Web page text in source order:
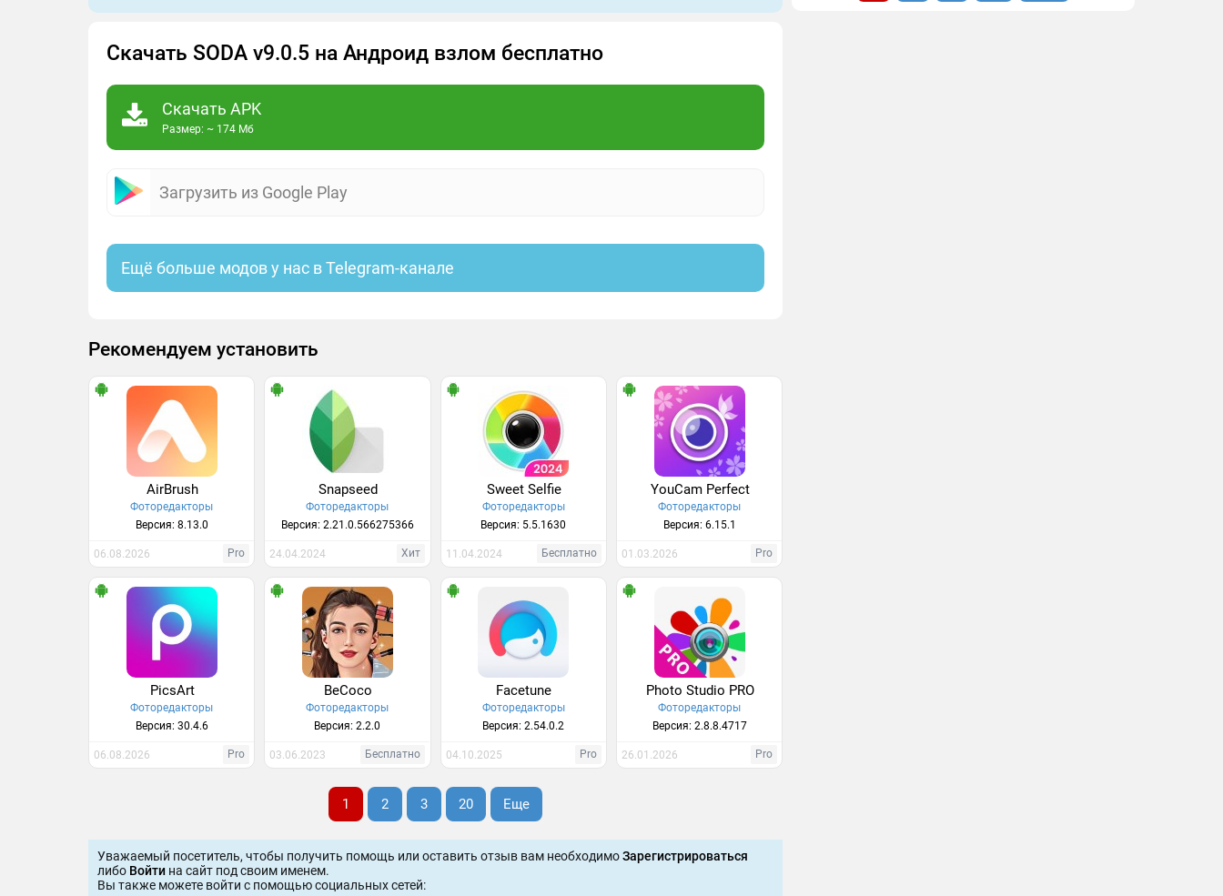
Скачать SODA v9.0.5 на Андроид взлом бесплатно
Скачать APK
Размер: ~ 174 Мб
Загрузить из Google Play
Ещё больше модов у нас в Telegram-канале
Рекомендуем установить
AirBrush
Фоторедакторы
Версия: 8.13.0
06.08.2026 Pro
Snapseed
Фоторедакторы
Версия: 2.21.0.566275366
24.04.2024 Хит
Sweet Selfie
Фоторедакторы
Версия: 5.5.1630
11.04.2024 Бесплатно
YouCam Perfect
Фоторедакторы
Версия: 6.15.1
01.03.2026 Pro
PicsArt
Фоторедакторы
Версия: 30.4.6
06.08.2026 Pro
BeCoco
Фоторедакторы
Версия: 2.2.0
03.06.2023 Бесплатно
Facetune
Фоторедакторы
Версия: 2.54.0.2
04.10.2025 Pro
Photo Studio PRO
Фоторедакторы
Версия: 2.8.8.4717
26.01.2026 Pro
1 2 3 20 Еще
Уважаемый посетитель, чтобы получить помощь или оставить отзыв вам необходимоЗарегистрироваться
либо Войти на сайт под своим именем.
Вы также можете войти c помощью социальных сетей: